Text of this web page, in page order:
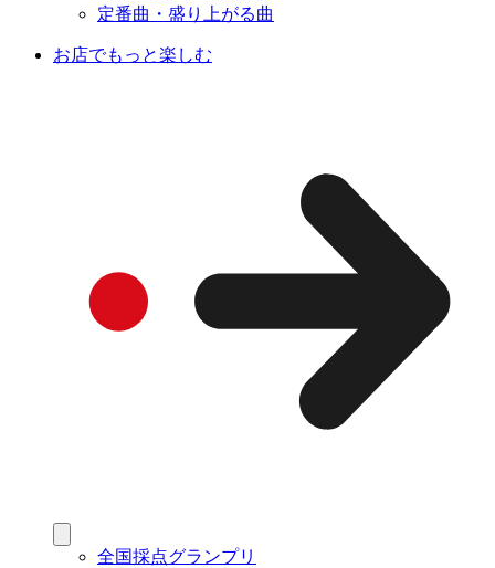
定番曲・盛り上がる曲
お店でもっと楽しむ
全国採点グランプリ